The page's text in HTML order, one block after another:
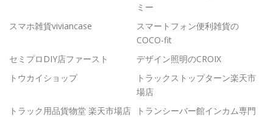
ミー
スマホ雑貨viviancase
スマートフォン便利雑貨の
COCO-fit
セミプロDIY店ファースト
デザイン照明のCROIX
トウカイショップ
トラックストップターン楽天市
場店
トラック用品貨物堂 楽天市場店
トランシーバー館インカム専門